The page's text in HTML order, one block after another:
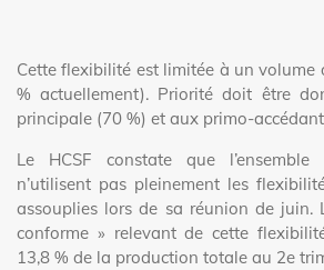
Cette flexibilité est limitée à un volume
% actuellement). Priorité doit être
principale (70 %) et aux primo-
Le HCSF constate que l’ensemble
n’utilisent pas pleinement les
assouplies lors de sa réunion de juin.
conforme » relevant de cette
13,8 % de la production totale au 2e